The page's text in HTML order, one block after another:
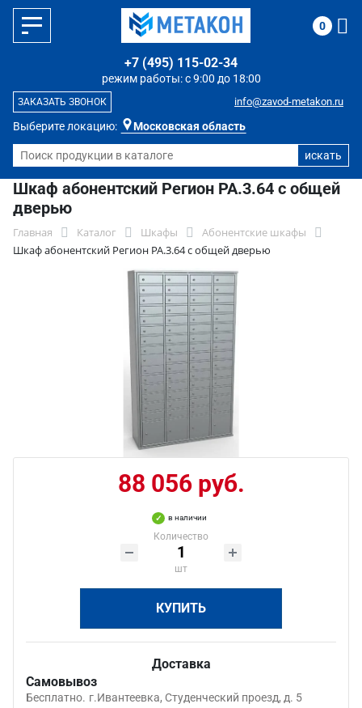
Выберите локацию: Московская область
режим работы: с 9:00 до 18:00
+7 (495) 115-02-34
info@zavod-metakon.ru
ЗАКАЗАТЬ ЗВОНОК
0
Шкаф абонентский Регион РА.3.64 с общей
дверью
Главная Каталог Шкафы
Абонентские шкафы
Шкаф абонентский Регион РА.3.64 с общей дверью
88 056 руб.
в наличии
Количество
шт
КУПИТЬ
Доставка
Самовывоз
Бесплатно. г.Ивантеевка, Студенческий проезд, д. 5